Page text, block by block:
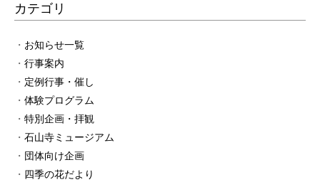
カテゴリ
お知らせ一覧
行事案内
定例行事・催し
体験プログラム
特別企画・拝観
石山寺ミュージアム
団体向け企画
四季の花だより